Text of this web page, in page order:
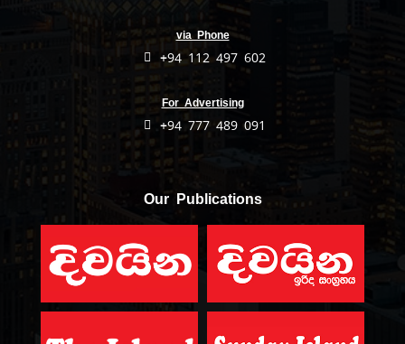
via Phone
+94 112 497 602
For Advertising
+94 777 489 091
Our Publications